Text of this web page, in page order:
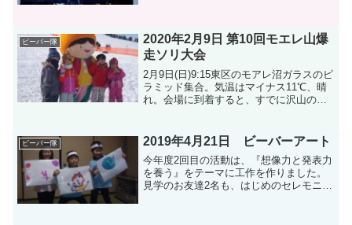
ったり来たり…子...
ビーバー隊
2020年2月9日 第10回モエレ山爆
走ソリ大会
2月9日(日)9:15東区のモアレ沼ガラスのピ
ラミッド集合。気温はマイナス11℃、晴
れ。会場に到着すると、すでに沢山の人
我が団も、カブ隊4名とボーイ隊4名が参
加しました...
ビーバー隊 2019年4月21日 ビーバーアート
今年度2回目の活動は、『想像力と発表力
を養う』をテーマに工作を作りました。
見学のお友達2名も、はじめのセレモニー